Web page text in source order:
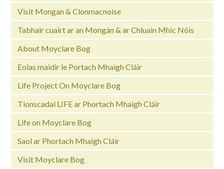
Visit Mongan & Clonmacnoise
Tabhair cuairt ar an Mongán & ar Chluain Mhic Nóis
About Moyclare Bog
Eolas maidir le Portach Mhaigh Cláir
Life Project On Moyclare Bog
Tionscadal LIFE ar Phortach Mhaigh Cláir
Life on Moyclare Bog
Saol ar Phortach Mhaigh Cláir
Visit Moyclare Bog